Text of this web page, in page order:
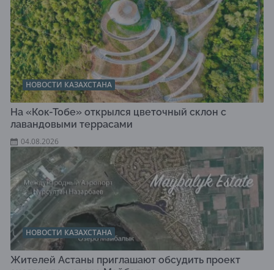
НОВОСТИ КАЗАХСТАНА
На «Кок-Тобе» открылся цветочный склон с
лавандовыми террасами
04.08.2026
НОВОСТИ КАЗАХСТАНА
Жителей Астаны приглашают обсудить проект